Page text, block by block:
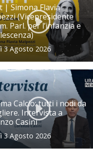
| Simona Flavia
(Vicepresidente
Parl. per l’infanzia e
3 Agosto 2026
Calcio: tutti i nodi da
Intervista a
Casini
3 Agosto 2026